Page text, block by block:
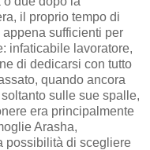
il proprio tempo di
sufficienti per
infaticabile lavoratore,
di dedicarsi con tutto
quando ancora
sulle sue spalle,
era principalmente
Arasha,
possibilità di scegliere